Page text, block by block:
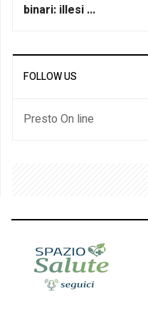
binari: illesi ...
FOLLOW US
Presto On line